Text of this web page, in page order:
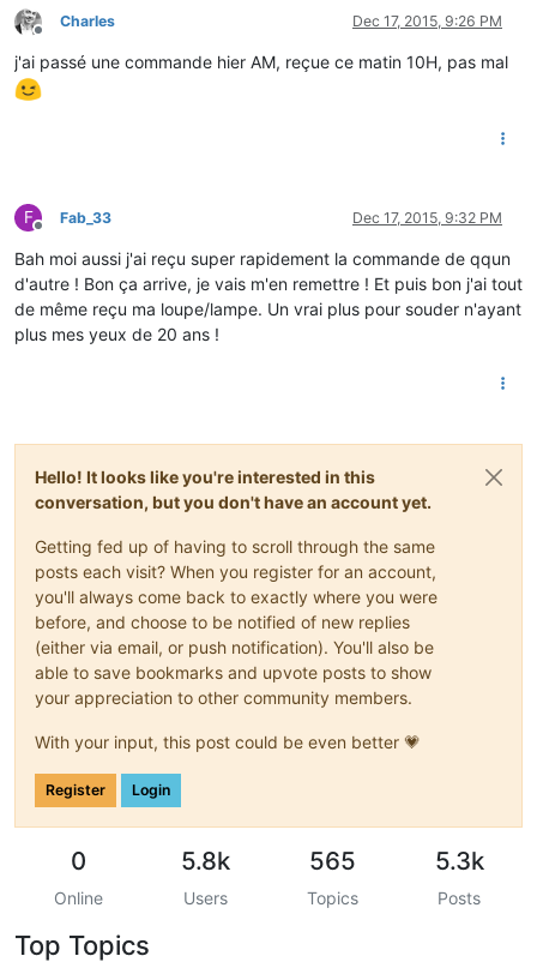
Offline
Charles Dec 17, 2015, 9:26 PM
j'ai passé une commande hier AM, reçue ce matin 10H, pas mal
F
Offline
Fab_33 Dec 17, 2015, 9:32 PM
Bah moi aussi j'ai reçu super rapidement la commande de qqun
d'autre ! Bon ça arrive, je vais m'en remettre ! Et puis bon j'ai tout
de même reçu ma loupe/lampe. Un vrai plus pour souder n'ayant
plus mes yeux de 20 ans !
Hello! It looks like you're interested in this
conversation, but you don't have an account yet.
Getting fed up of having to scroll through the same
posts each visit? When you register for an account,
you'll always come back to exactly where you were
before, and choose to be notified of new replies
(either via email, or push notification). You'll also be
able to save bookmarks and upvote posts to show
your appreciation to other community members.
With your input, this post could be even better 💗
Register Login
0
Online
5.8k
Users
565
Topics
5.3k
Posts
Top Topics